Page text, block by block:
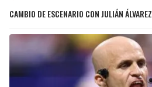
CAMBIO DE ESCENARIO CON JULIÁN ÁLVAREZ